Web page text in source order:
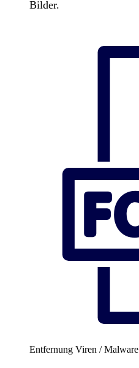
Bilder.
Entfernung Viren / Malware